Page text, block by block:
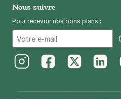
Nous suivre
Pour recevoir nos bons plans :